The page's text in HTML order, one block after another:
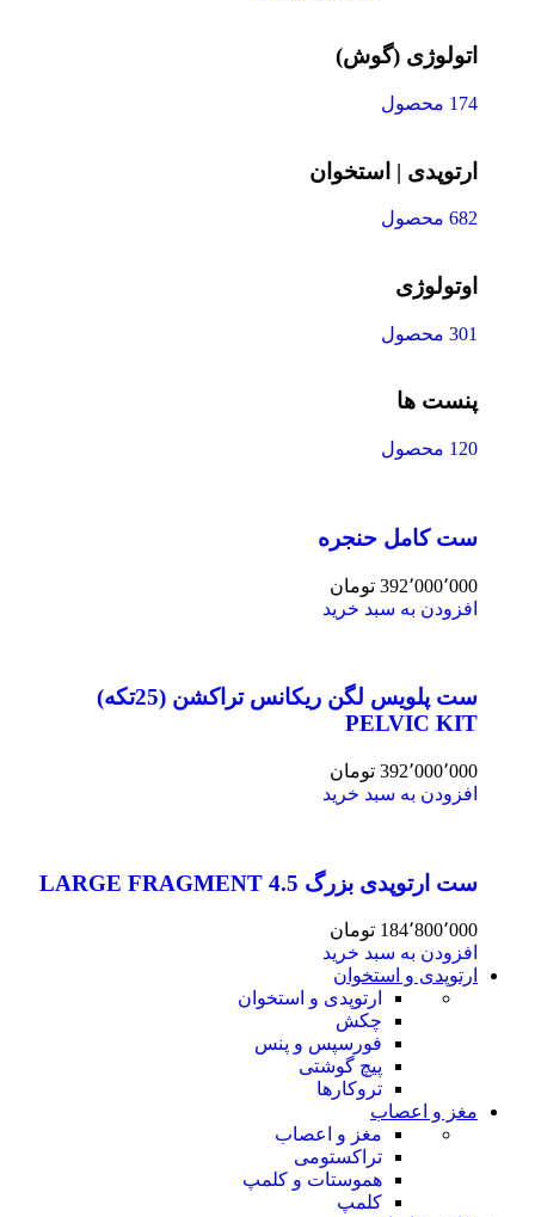
اتولوژی (گوش)
174 محصول
ارتوپدی | استخوان
682 محصول
اوتولوژی
301 محصول
پنست ها
120 محصول
ست کامل حنجره
392٬000٬000 تومان
افزودن به سبد خرید
ست پلویس لگن ریکانس تراکشن (25تکه)
PELVIC KIT
392٬000٬000 تومان
افزودن به سبد خرید
ست ارتوپدی بزرگ 4.5 LARGE FRAGMENT
184٬800٬000 تومان
افزودن به سبد خرید
ارتوپدی و استخوان
ارتوپدی و استخوان
چکش
فورسپس و پنس
پیچ گوشتی
تروکارها
مغز و اعصاب
مغز و اعصاب
تراکستومی
هموستات و کلمپ
کلمپ